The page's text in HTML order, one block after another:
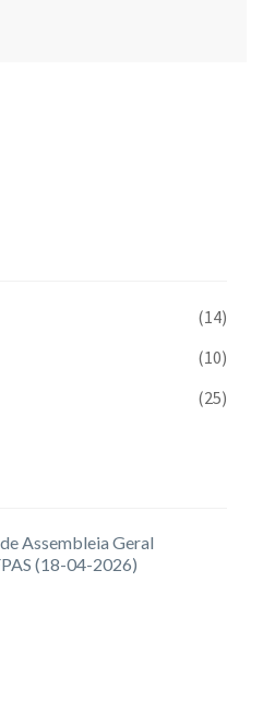
(14)
(10)
(25)
Assembleia Geral
(18-04-2026)